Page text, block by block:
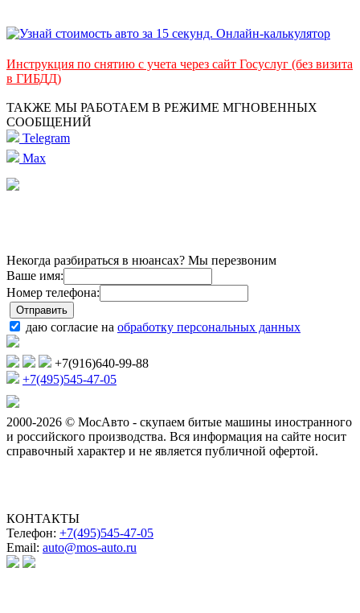
Инструкция по снятию с учета через сайт Госуслуг (без визита
в ГИБДД)
ТАКЖЕ МЫ РАБОТАЕМ В РЕЖИМЕ МГНОВЕННЫХ
СООБЩЕНИЙ
Telegram
Max
Некогда разбираться в нюансах? Мы перезвоним
Ваше имя:
Номер телефона:
даю согласие на обработку персональных данных
+7(916)640-99-88
+7(495)545-47-05
2000-2026 © МосАвто - скупаем битые машины иностранного
и российского производства. Вся информация на сайте носит
справочный характер и не является публичной офертой.
КОНТАКТЫ
Телефон: +7(495)545-47-05
Email: auto@mos-auto.ru